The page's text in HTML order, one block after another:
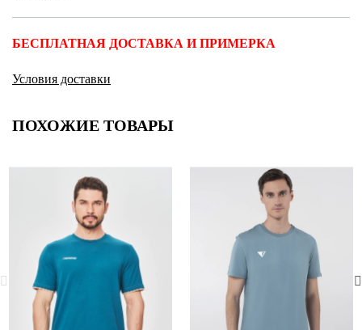
БЕСПЛАТНАЯ ДОСТАВКА И ПРИМЕРКА
Условия доставки
ПОХОЖИЕ ТОВАРЫ